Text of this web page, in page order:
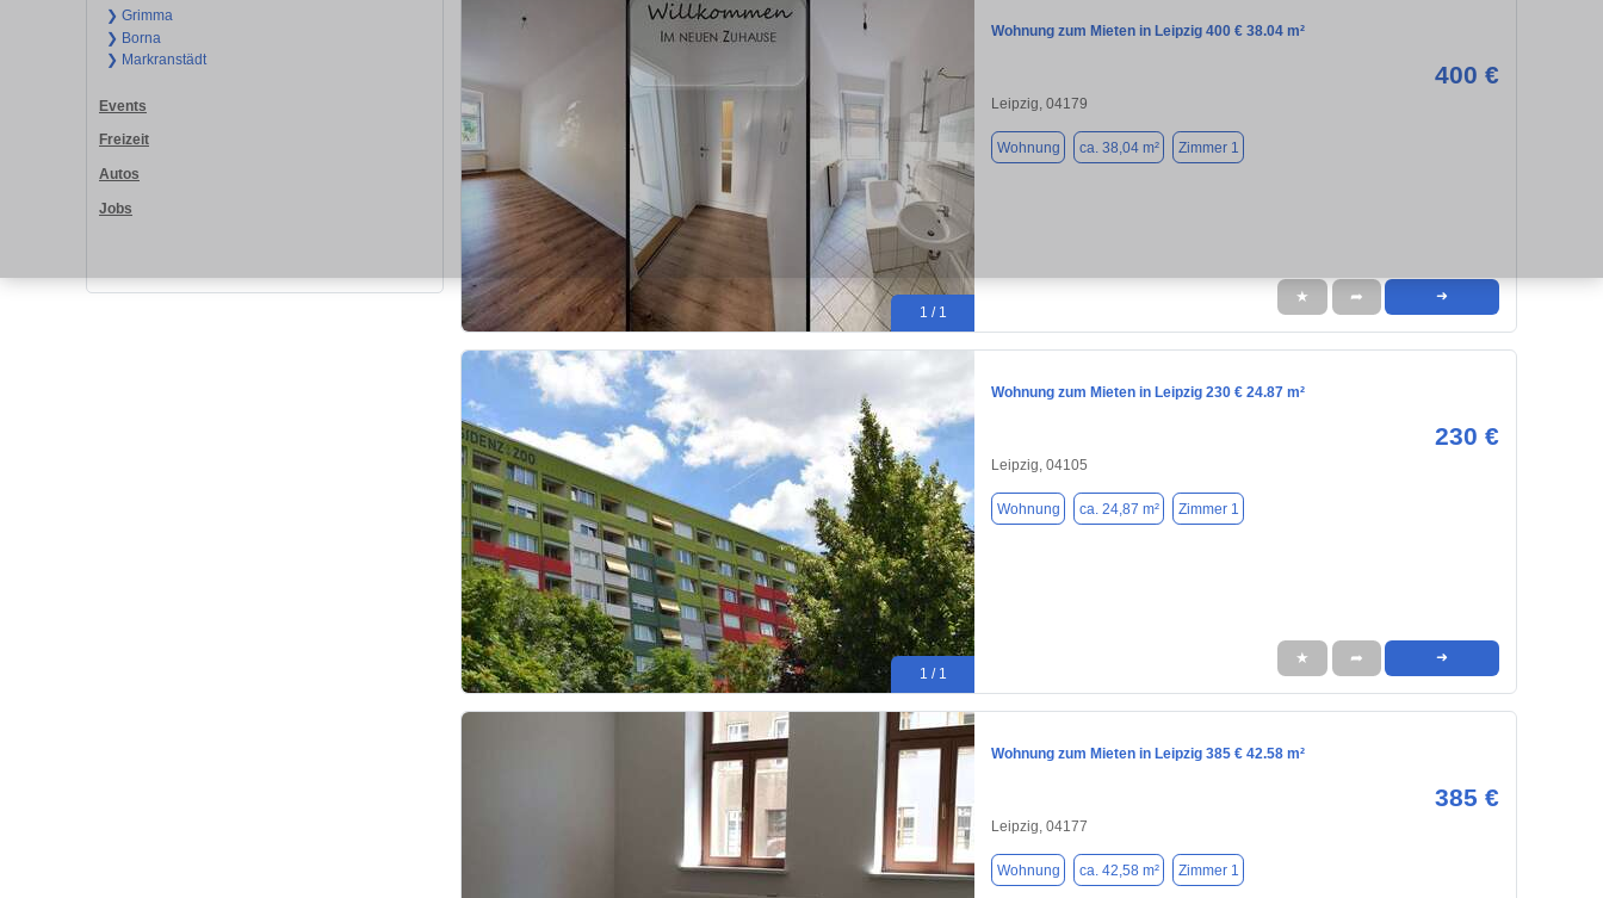
❯ Grimma
❯ Borna
❯ Markranstädt
Events
Freizeit
Autos
Jobs
1 / 1
Wohnung zum Mieten in Leipzig 400 € 38.04 m²
400 €
Leipzig, 04179
Wohnung ca. 38,04 m² Zimmer 1
★ ➦ ➜
1 / 1
Wohnung zum Mieten in Leipzig 230 € 24.87 m²
230 €
Leipzig, 04105
Wohnung ca. 24,87 m² Zimmer 1
★ ➦ ➜
Wohnung zum Mieten in Leipzig 385 € 42.58 m²
385 €
Leipzig, 04177
Wohnung ca. 42,58 m² Zimmer 1